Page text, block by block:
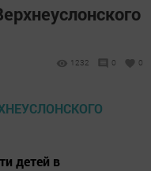
1232 0 0
детей в